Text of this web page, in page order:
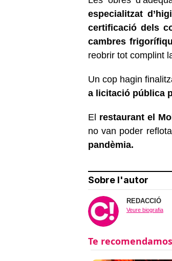
especialitzat
certificació dels
cambres
reobrir tot complint
Un cop hagin
a licitació pública
El restaurant el
no van poder
pandèmia.
Sobre l'autor
REDACCIÓ
Veure biografia